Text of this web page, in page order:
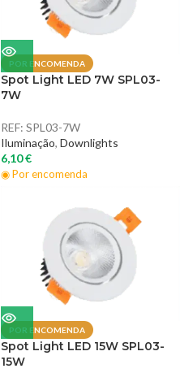
POR ENCOMENDA
Spot Light LED 7W SPL03-
7W
REF: SPL03-7W
Iluminação, Downlights
6,10€
◉ Por encomenda
POR ENCOMENDA
Spot Light LED 15W SPL03-
15W